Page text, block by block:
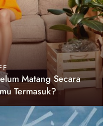
Matang Secara
Termasuk?